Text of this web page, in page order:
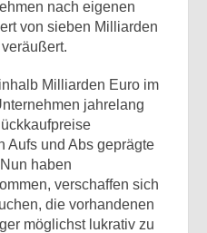
nach eigenen
von sieben Milliarden
Milliarden Euro im
jahrelang
Aufs und Abs geprägte
haben
verschaffen sich
die vorhandenen
möglichst lukrativ zu